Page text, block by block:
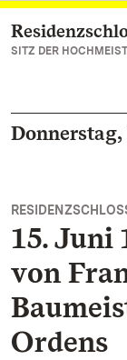
Zum
SITZ DER
15. Juni
von
Ordens